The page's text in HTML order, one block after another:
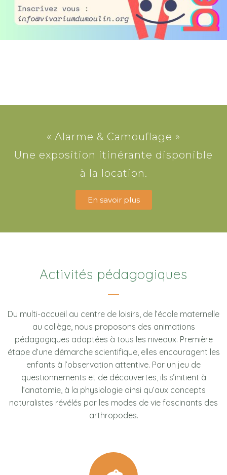
« Alarme & Camouflage »
Une exposition itinérante disponible
à la location.
En savoir plus
Activités pédagogiques
Du multi-accueil au centre de loisirs, de l’école maternelle
au collège, nous proposons des animations
pédagogiques adaptées à tous les niveaux. Première
étape d’une démarche scientifique, elles encouragent les
enfants à l’observation attentive. Par un jeu de
questionnements et de découvertes, ils s’initient à
l’anatomie, à la physiologie ainsi qu’aux concepts
naturalistes révélés par les modes de vie fascinants des
arthropodes.